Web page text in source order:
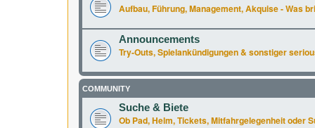
Aufbau, Führung, Management, Akquise - Was
Announcements
Try-Outs, Spielankündigungen & sonstiger
COMMUNITY
Suche & Biete
Ob Pad, Helm, Tickets, Mitfahrgelegenheit oder